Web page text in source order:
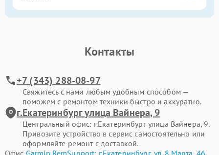
Контакты
+7 (343) 288-08-97
Свяжитесь с нами любым удобным способом —
поможем с ремонтом техники быстро и аккуратно.
г.Екатеринбург улица Вайнера, 9
Центральный офис: г.Екатеринбург улица Вайнера, 9.
Привозите устройство в сервис самостоятельно или
оформляйте ремонт с доставкой.
Офис Garmin RemSupport: г.Екатеринбург, ул. 8 Марта, 46.